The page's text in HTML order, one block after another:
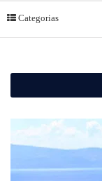
Categorias